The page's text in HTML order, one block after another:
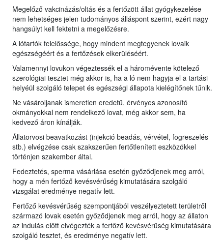
Megelőző vakcinázás/oltás és a fertőzött állat gyógykezelése
nem lehetséges jelen tudományos álláspont szerint, ezért nagy
hangsúlyt kell fektetni a megelőzésre.
A lótartók felelőssége, hogy mindent megtegyenek lovaik
egészségéért és a fertőzések elkerüléséért.
Valamennyi lovukon végeztessék el a háromévente kötelező
szerológiai tesztet még akkor is, ha a ló nem hagyja el a tartási
helyéül szolgáló telepet és egészségi állapota kielégítőnek tűnik.
Ne vásároljanak ismeretlen eredetű, érvényes azonosító
okmányokkal nem rendelkező lovat, még akkor sem, ha
kedvező áron kínálják.
Állatorvosi beavatkozást (injekció beadás, vérvétel, fogreszelés
stb.) elvégzése csak szakszerűen fertőtlenített eszközökkel
történjen szakember által.
Fedeztetés, sperma vásárlása esetén győződjenek meg arról,
hogy a mén fertőző kevésvérűség kimutatására szolgáló
vizsgálat eredménye negatív lett.
Fertőző kevésvérűség szempontjából veszélyeztetett területről
származó lovak esetén győződjenek meg arról, hogy az állaton
az indulás előtt elvégezték a fertőző kevésvérűség kimutatására
szolgáló tesztet, és eredménye negatív lett.